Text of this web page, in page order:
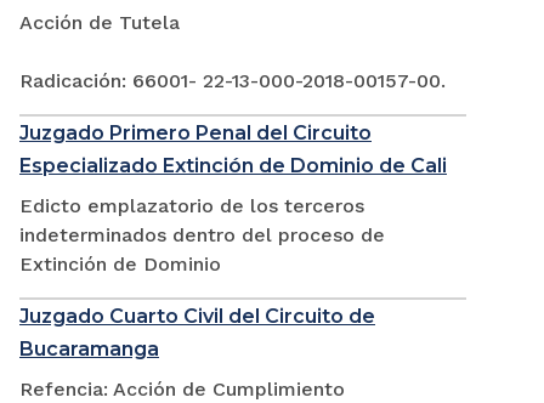
Acción de Tutela
Radicación: 66001- 22-13-000-2018-00157-00.
Juzgado Primero Penal del Circuito
Especializado Extinción de Dominio de Cali
Edicto emplazatorio de los terceros
indeterminados dentro del proceso de
Extinción de Dominio
Juzgado Cuarto Civil del Circuito de
Bucaramanga
Refencia: Acción de Cumplimiento